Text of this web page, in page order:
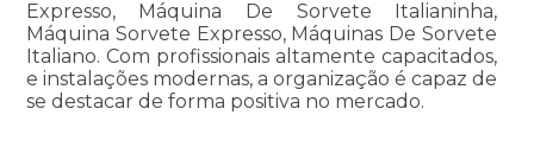
Expresso, Máquina De Sorvete Italianinha,
Máquina Sorvete Expresso, Máquinas De Sorvete
Italiano. Com profissionais altamente capacitados,
e instalações modernas, a organização é capaz de
se destacar de forma positiva no mercado.